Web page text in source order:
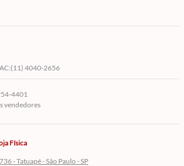
(11) 4040-2656
4401
vendedores
Física
- Tatuapé - São Paulo - SP